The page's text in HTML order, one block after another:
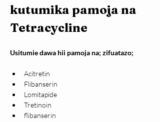
kutumika pamoja na
Tetracycline
Usitumie dawa hii pamoja na; zifuatazo;
Acitretin
Flibanserin
Lomitapide
Tretinoin
flibanserin